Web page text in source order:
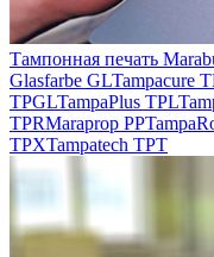
Тампонная печать
Glasfarbe GLTampacure
TPGLTampaPlus TPL
TPRMaraprop PP
TPXTampatech TPT